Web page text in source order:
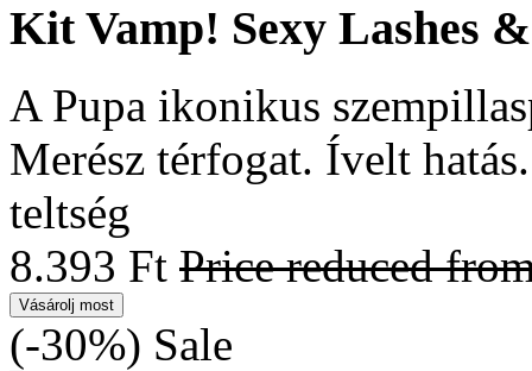
Kit Vamp! Sexy Lashes
A Pupa ikonikus
Merész térfogat. Ívelt
teltség
8.393 Ft Price reduced
Vásárolj most
(-30%) Sale